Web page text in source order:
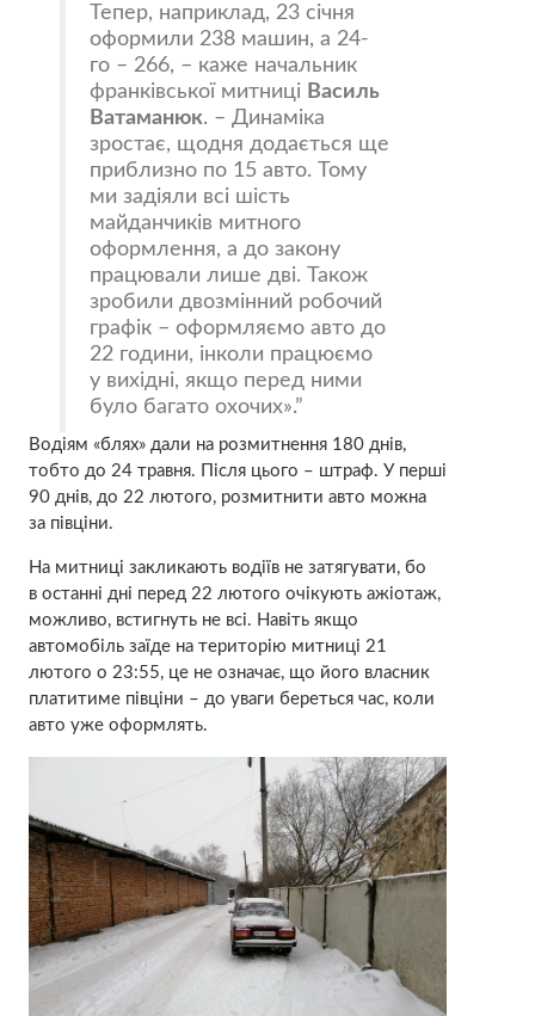
Тепер, наприклад, 23 січня
оформили 238 машин, а 24-
го – 266, – каже начальник
франківської митниці Василь
Ватаманюк. – Динаміка
зростає, щодня додається ще
приблизно по 15 авто. Тому
ми задіяли всі шість
майданчиків митного
оформлення, а до закону
працювали лише дві. Також
зробили двозмінний робочий
графік – оформляємо авто до
22 години, інколи працюємо
у вихідні, якщо перед ними
було багато охочих».
Водіям «блях» дали на розмитнення 180 днів,
тобто до 24 травня. Після цього – штраф. У перші
90 днів, до 22 лютого, розмитнити авто можна
за півціни.
На митниці закликають водіїв не затягувати, бо
в останні дні перед 22 лютого очікують ажіотаж,
можливо, встигнуть не всі. Навіть якщо
автомобіль заїде на територію митниці 21
лютого о 23:55, це не означає, що його власник
платитиме півціни – до уваги береться час, коли
авто уже оформлять.